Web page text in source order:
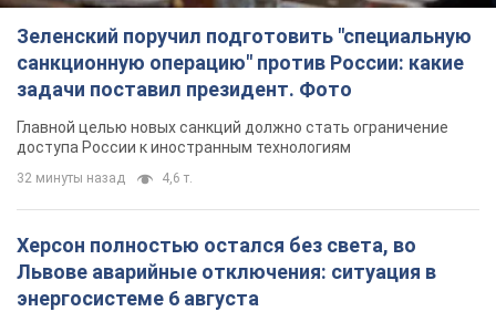
Зеленский поручил подготовить "специальную
санкционную операцию" против России: какие
задачи поставил президент. Фото
Главной целью новых санкций должно стать ограничение
доступа России к иностранным технологиям
32 минуты назад 4,6 т.
Херсон полностью остался без света, во
Львове аварийные отключения: ситуация в
энергосистеме 6 августа